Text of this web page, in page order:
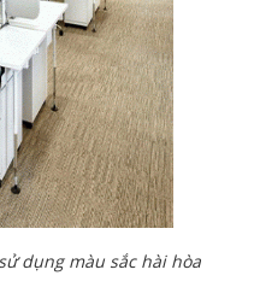
dụng màu sắc hài hòa